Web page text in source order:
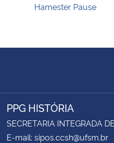
Hamester Pause
PPG HISTÓRIA
SECRETARIA INTEGRADA
E-mail: sipos.ccsh@ufsm.br